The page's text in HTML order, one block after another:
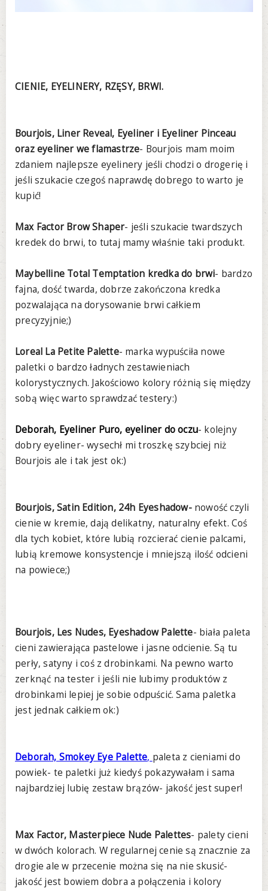
CIENIE, EYELINERY, RZĘSY, BRWI.
Bourjois, Liner Reveal, Eyeliner i Eyeliner Pinceau
oraz eyeliner we flamastrze- Bourjois mam moim
zdaniem najlepsze eyelinery jeśli chodzi o drogerię i
jeśli szukacie czegoś naprawdę dobrego to warto je
kupić!
Max Factor Brow Shaper- jeśli szukacie twardszych
kredek do brwi, to tutaj mamy właśnie taki produkt.
Maybelline Total Temptation kredka do brwi- bardzo
fajna, dość twarda, dobrze zakończona kredka
pozwalająca na dorysowanie brwi całkiem
precyzyjnie;)
Loreal La Petite Palette- marka wypuściła nowe
paletki o bardzo ładnych zestawieniach
kolorystycznych. Jakościowo kolory różnią się między
sobą więc warto sprawdzać testery:)
Deborah, Eyeliner Puro, eyeliner do oczu- kolejny
dobry eyeliner- wysechł mi troszkę szybciej niż
Bourjois ale i tak jest ok:)
Bourjois, Satin Edition, 24h Eyeshadow-nowość czyli
cienie w kremie, dają delikatny, naturalny efekt. Coś
dla tych kobiet, które lubią rozcierać cienie palcami,
lubią kremowe konsystencje i mniejszą ilość odcieni
na powiece;)
Bourjois, Les Nudes, Eyeshadow Palette- biała paleta
cieni zawierająca pastelowe i jasne odcienie. Są tu
perły, satyny i coś z drobinkami. Na pewno warto
zerknąć na tester i jeśli nie lubimy produktów z
drobinkami lepiej je sobie odpuścić. Sama paletka
jest jednak całkiem ok:)
Deborah, Smokey Eye Palette, paleta z cieniami do
powiek- te paletki już kiedyś pokazywałam i sama
najbardziej lubię zestaw brązów- jakość jest super!
Max Factor, Masterpiece Nude Palettes- palety cieni
w dwóch kolorach. W regularnej cenie są znacznie za
drogie ale w przecenie można się na nie skusić-
jakość jest bowiem dobra a połączenia i kolory